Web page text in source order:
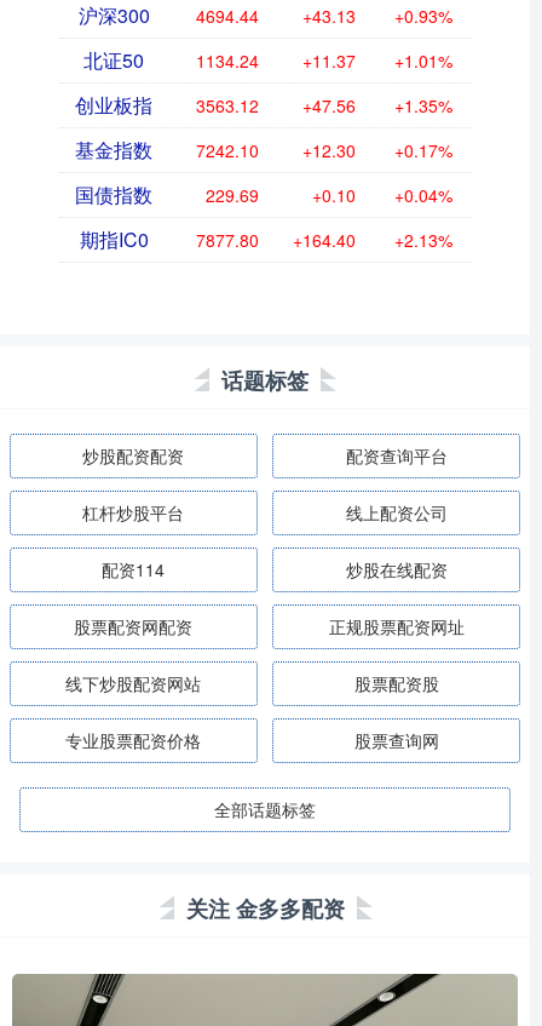
沪深300 4694.44 +43.13 +0.93%
北证50 1134.24 +11.37 +1.01%
创业板指 3563.12 +47.56 +1.35%
基金指数 7242.10 +12.30 +0.17%
国债指数 229.69 +0.10 +0.04%
期指IC0 7877.80 +164.40 +2.13%
话题标签
炒股配资配资 配资查询平台
杠杆炒股平台 线上配资公司
配资114 炒股在线配资
股票配资网配资 正规股票配资网址
线下炒股配资网站 股票配资股
专业股票配资价格 股票查询网
全部话题标签
关注 金多多配资